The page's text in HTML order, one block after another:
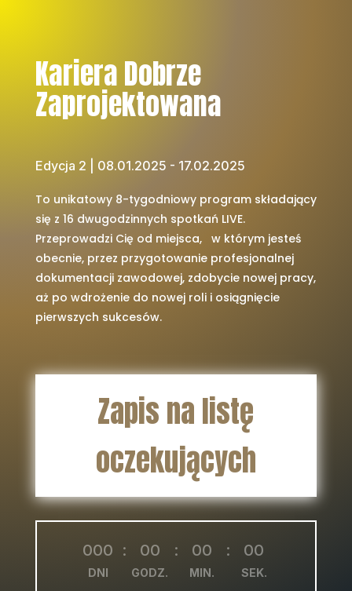
Kariera Dobrze
Zaprojektowana
Edycja 2 | 08.01.2025 - 17.02.2025
To unikatowy 8-tygodniowy program składający
się z 16 dwugodzinnych spotkań LIVE.
Przeprowadzi Cię od miejsca, w którym jesteś
obecnie, przez przygotowanie profesjonalnej
dokumentacji zawodowej, zdobycie nowej pracy,
aż po wdrożenie do nowej roli i osiągnięcie
pierwszych sukcesów.
Zapis na listę
oczekujących
000
DNI
: 00
GODZ.
: 00
MIN.
: 00
SEK.